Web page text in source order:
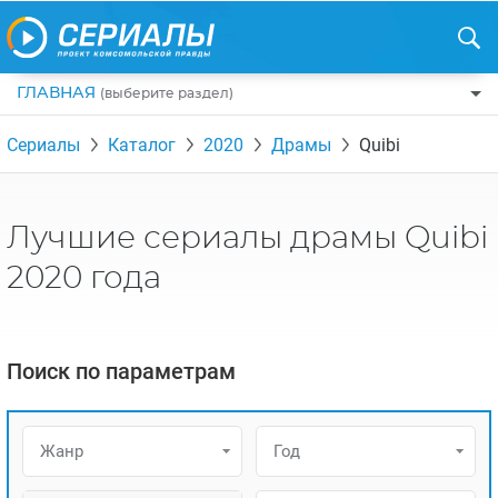
ГЛАВНАЯ (выберите раздел)
ПО ЖАНРАМ
КОМЕДИИ
УЖАСЫ
ФЭНТЕЗИ
ДЕТЕКТИВЫ
КРИМИНАЛ
ТУРЦИЯ
КАНАДА
РЕЦЕНЗИИ
НА ВЫХОДНЫЕ
АЗИАТСКИЕ СЕРИАЛЫ
ИНТЕРВЬЮ
Сериалы Каталог 2020 Драмы Quibi
Лучшие сериалы драмы Quibi
2020 года
Поиск по параметрам
Жанр Год